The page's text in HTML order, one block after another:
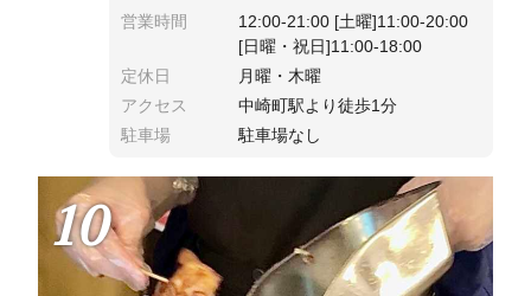
営業時間
12:00-21:00 [土曜]11:00-20:00
[日曜・祝日]11:00-18:00
定休日
月曜・木曜
アクセス
中崎町駅より徒歩1分
駐車場
駐車場なし
10